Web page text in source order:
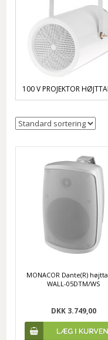
100 V PROJEKTOR
MONACOR Dante(R)
WALL-05DTM/WS
DKK 3.749,00